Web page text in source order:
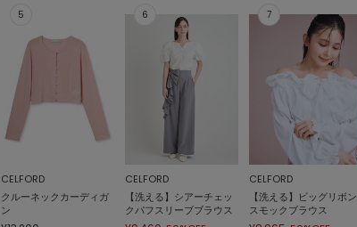
CELFORD
クルーネックカーディガ
ン
CELFORD
【洗える】シアーチェッ
クパフスリーブブラウス
CELFORD
【洗える】ビッグリボン
スモックブラウス